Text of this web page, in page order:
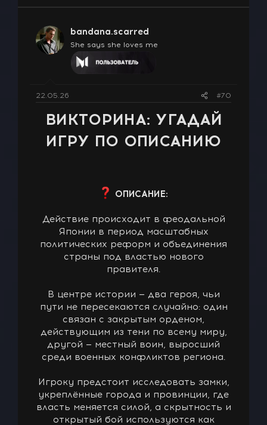
и
и
bandana.scarred
She says she loves me
22.05.26 #70
ВИКТОРИНА: УГАДАЙ
ИГРУ ПО ОПИСАНИЮ
ОПИСАНИЕ:
Действие происходит в феодальной
Японии в период масштабных
политических реформ и объединения
страны под властью нового
правителя.
В центре истории — два героя, чьи
пути не пересекаются случайно: один
связан с закрытым орденом,
действующим из тени по всему миру,
другой — местный воин, выросший
среди военных конфликтов региона.
Игроку предстоит исследовать замки,
укреплённые города и провинции, где
власть меняется силой, а скрытность и
открытый бой используются как